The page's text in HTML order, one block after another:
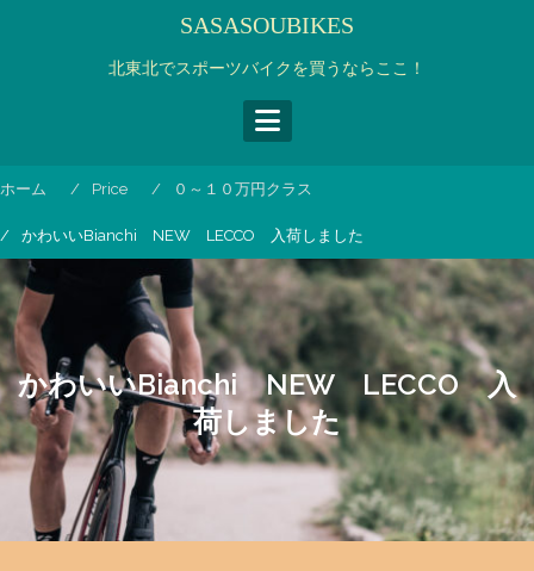
キ
プ
SASASOUBIKES
北東北でスポーツバイクを買うならここ！
ホーム Price ０～１０万円クラス
かわいいBianchi NEW LECCO 入荷しました
かわいいBianchi NEW LECCO 入
荷しました